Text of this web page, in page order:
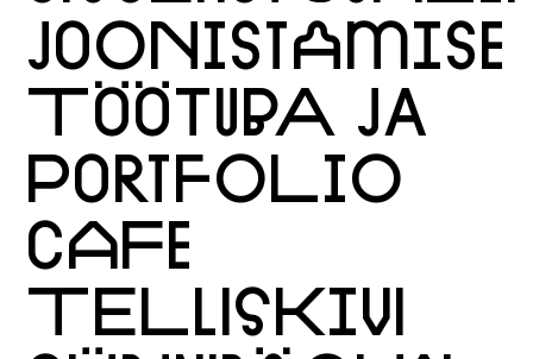
JOONISTAMISE
TÖÖTUBA JA
PORTFOLIO
CAFE
TELLISKIVI